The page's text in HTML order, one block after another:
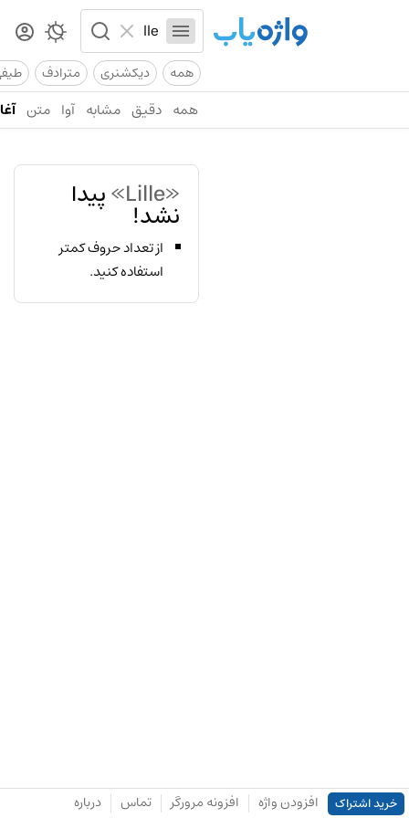
همه دیکشنری مترادف
همه دقیق مشابه آوا متن
«Lille» پیدا
نشد!
از تعداد حروف کمتر
استفاده کنید.
خرید اشتراک افزودن واژه افزونه مرورگر تماس درباره